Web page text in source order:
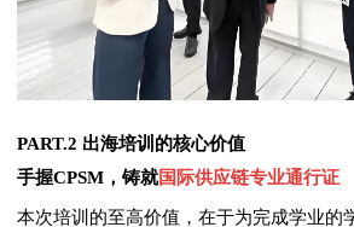
PART.2 出海培训的核心价值
手握CPSM，铸就国际供应链专业通行证
本次培训的至高价值，在于为完成学业的